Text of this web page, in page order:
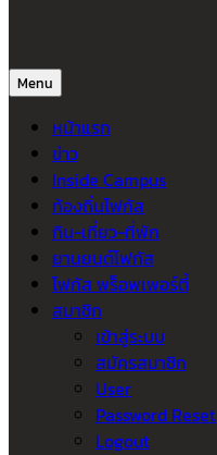
Menu
หน้าแรก
ข่าว
Inside Campus
ท้องถิ่นโฟกัส
กิน-เที่ยว-ที่พัก
ยานยนต์โฟกัส
โฟกัส พร็อพเพอร์ตี้
สมาชิก
เข้าสู่ระบบ
สมัครสมาชิก
User
Password Reset
Logout